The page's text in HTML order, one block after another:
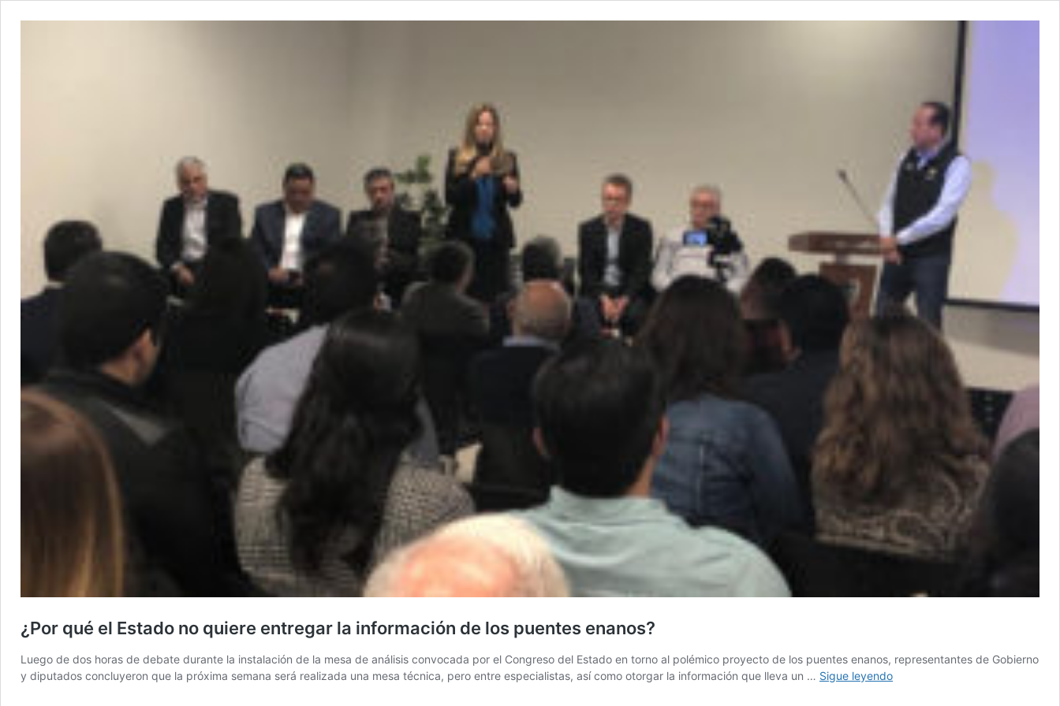
¿Por qué el Estado no quiere entregar la información de los puentes enanos?
Luego de dos horas de debate durante la instalación de la mesa de análisis convocada por el Congreso del Estado en torno al polémico proyecto de los puentes enanos, representantes de Gobierno
y diputados concluyeron que la próxima semana será realizada una mesa técnica, pero entre especialistas, así como otorgar la información que lleva un … Sigue leyendo¿Por